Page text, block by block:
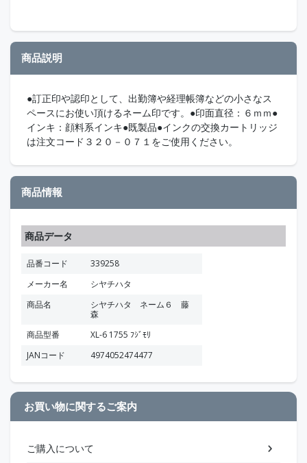
商品説明
●訂正印や認印として、出勤簿や経理帳簿などの小さなス
ペースにお使い頂けるネーム印です。●印面直径：６ｍｍ●
インキ：顔料系インキ●既製品●インクの交換カートリッジ
は注文コード３２０－０７１をご使用ください。
商品情報
商品データ
品番コード
339258
メーカー名
シヤチハタ
商品名
シヤチハタ ネーム６ 藤
森
商品型番
XL-6 1755 ﾌｼﾞﾓﾘ
JANコード
4974052474477
お買い物に関するご案内
ご購入について